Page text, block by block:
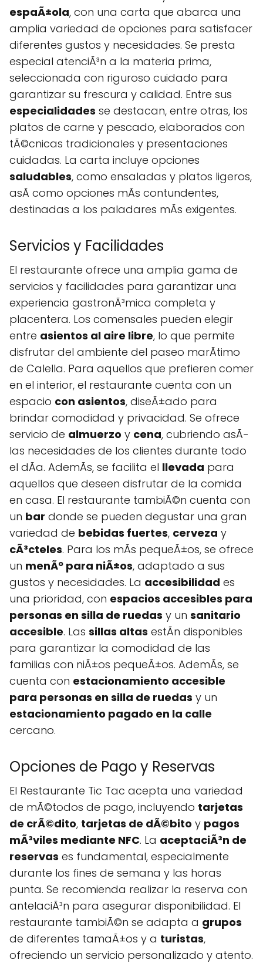
espaÃ±ola, con una carta que abarca una
amplia variedad de opciones para satisfacer
diferentes gustos y necesidades. Se presta
especial atenciÃ³n a la materia prima,
seleccionada con riguroso cuidado para
garantizar su frescura y calidad. Entre sus
especialidades se destacan, entre otras, los
platos de carne y pescado, elaborados con
tÃ©cnicas tradicionales y presentaciones
cuidadas. La carta incluye opciones
saludables, como ensaladas y platos ligeros,
asÃ­ como opciones mÃs contundentes,
destinadas a los paladares mÃs exigentes.
Servicios y Facilidades
El restaurante ofrece una amplia gama de
servicios y facilidades para garantizar una
experiencia gastronÃ³mica completa y
placentera. Los comensales pueden elegir
entre asientos al aire libre, lo que permite
disfrutar del ambiente del paseo marÃ­timo
de Calella. Para aquellos que prefieren comer
en el interior, el restaurante cuenta con un
espacio con asientos, diseÃ±ado para
brindar comodidad y privacidad. Se ofrece
servicio de almuerzo y cena, cubriendo asÃ­
las necesidades de los clientes durante todo
el dÃ­a. AdemÃs, se facilita el llevada para
aquellos que deseen disfrutar de la comida
en casa. El restaurante tambiÃ©n cuenta con
un bar donde se pueden degustar una gran
variedad de bebidas fuertes, cerveza y
cÃ³cteles. Para los mÃs pequeÃ±os, se ofrece
un menÃº para niÃ±os, adaptado a sus
gustos y necesidades. La accesibilidad es
una prioridad, con espacios accesibles para
personas en silla de ruedas y un sanitario
accesible. Las sillas altas estÃn disponibles
para garantizar la comodidad de las
familias con niÃ±os pequeÃ±os. AdemÃs, se
cuenta con estacionamiento accesible
para personas en silla de ruedas y un
estacionamiento pagado en la calle
cercano.
Opciones de Pago y Reservas
El Restaurante Tic Tac acepta una variedad
de mÃ©todos de pago, incluyendo tarjetas
de crÃ©dito, tarjetas de dÃ©bito y pagos
mÃ³viles mediante NFC. La aceptaciÃ³n de
reservas es fundamental, especialmente
durante los fines de semana y las horas
punta. Se recomienda realizar la reserva con
antelaciÃ³n para asegurar disponibilidad. El
restaurante tambiÃ©n se adapta a grupos
de diferentes tamaÃ±os y a turistas,
ofreciendo un servicio personalizado y atento.